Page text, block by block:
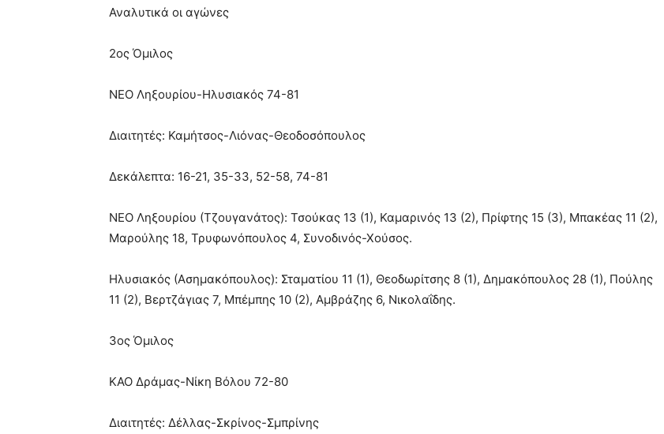
Αναλυτικά οι αγώνες
2ος Όμιλος
ΝΕΟ Ληξουρίου-Ηλυσιακός 74-81
Διαιτητές: Καμήτσος-Λιόνας-Θεοδοσόπουλος
Δεκάλεπτα: 16-21, 35-33, 52-58, 74-81
ΝΕΟ Ληξουρίου (Τζουγανάτος): Τσούκας 13 (1), Καμαρινός 13 (2), Πρίφτης 15 (3), Μπακέας 11 (2),
Μαρούλης 18, Τρυφωνόπουλος 4, Συνοδινός-Χούσος.
Ηλυσιακός (Ασημακόπουλος): Σταματίου 11 (1), Θεοδωρίτσης 8 (1), Δημακόπουλος 28 (1), Πούλης
11 (2), Βερτζάγιας 7, Μπέμπης 10 (2), Αμβράζης 6, Νικολαΐδης.
3ος Όμιλος
ΚΑΟ Δράμας-Νίκη Βόλου 72-80
Διαιτητές: Δέλλας-Σκρίνος-Σμπρίνης